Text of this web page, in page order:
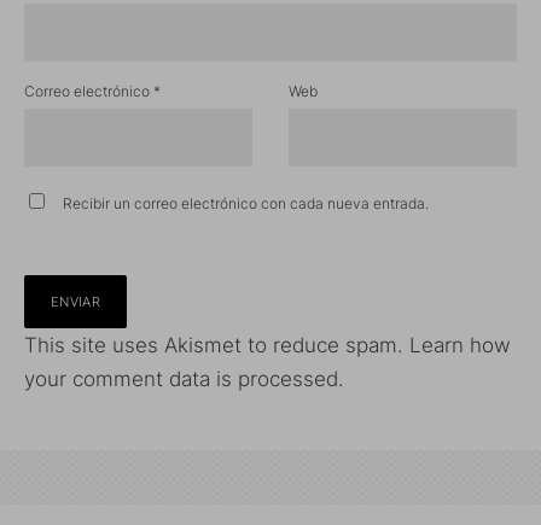
Correo electrónico * Web
Recibir un correo electrónico con cada nueva entrada.
This site uses Akismet to reduce spam. Learn how
your comment data is processed.